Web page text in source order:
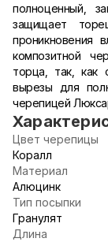
полноценный,
защищает
проникновения
композитной
торца, так, как
вырезы для
черепицей
Цвет черепицы
Коралл
Материал
Алюцинк
Тип посыпки
Гранулят
Длина